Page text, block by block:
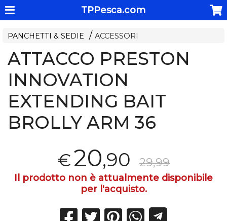
TPPesca.com
PANCHETTI & SEDIE ACCESSORI
ATTACCO PRESTON
INNOVATION
EXTENDING BAIT
BROLLY ARM 36
€20,90 29,99
Il prodotto non è attualmente disponibile
per l'acquisto.